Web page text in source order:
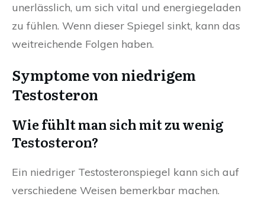
unerlässlich, um sich vital und energiegeladen
zu fühlen. Wenn dieser Spiegel sinkt, kann das
weitreichende Folgen haben.
Symptome von niedrigem
Testosteron
Wie fühlt man sich mit zu wenig
Testosteron?
Ein niedriger Testosteronspiegel kann sich auf
verschiedene Weisen bemerkbar machen.